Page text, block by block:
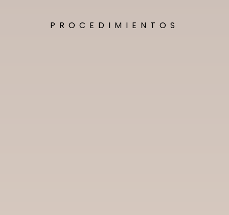
PROCEDIMIENTOS